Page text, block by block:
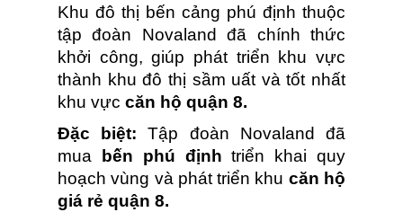
Khu đô thị bến cảng phú định thuộc
tập đoàn Novaland đã chính thức
khởi công, giúp phát triển khu vực
thành khu đô thị sầm uất và tốt nhất
khu vực căn hộ quận 8.
Đặc biệt: Tập đoàn Novaland đã
mua bến phú định triển khai quy
hoạch vùng và phát triển khu căn hộ
giá rẻ quận 8.